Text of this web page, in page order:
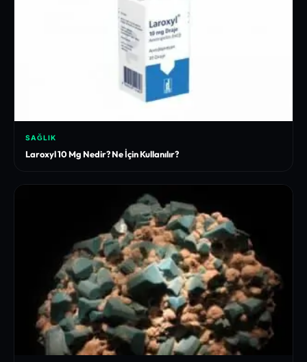
SAĞLIK
Laroxyl 10 Mg Nedir? Ne İçin Kullanılır?